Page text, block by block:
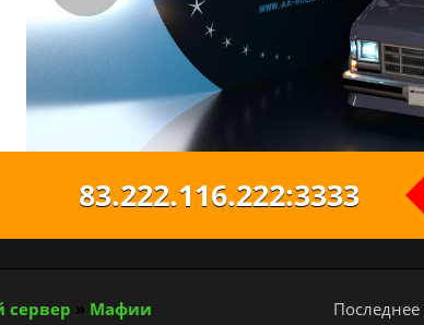
83.222.116.222:3333
сервер » Мафии